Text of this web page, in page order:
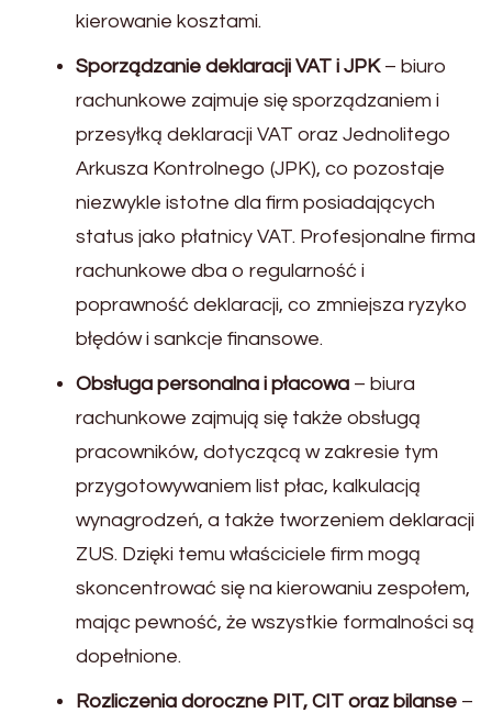
kierowanie kosztami.
Sporządzanie deklaracji VAT i JPK– biuro
rachunkowe zajmuje się sporządzaniem i
przesyłką deklaracji VAT oraz Jednolitego
Arkusza Kontrolnego (JPK), co pozostaje
niezwykle istotne dla firm posiadających
status jako płatnicy VAT. Profesjonalne firma
rachunkowe dba o regularność i
poprawność deklaracji, co zmniejsza ryzyko
błędów i sankcje finansowe.
Obsługa personalna i płacowa – biura
rachunkowe zajmują się także obsługą
pracowników, dotyczącą w zakresie tym
przygotowywaniem list płac, kalkulacją
wynagrodzeń, a także tworzeniem deklaracji
ZUS. Dzięki temu właściciele firm mogą
skoncentrować się na kierowaniu zespołem,
mając pewność, że wszystkie formalności są
dopełnione.
Rozliczenia doroczne PIT, CIT oraz bilanse –